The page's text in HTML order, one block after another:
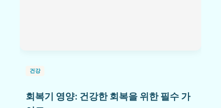
건강
회복기 영양: 건강한 회복을 위한 필수 가